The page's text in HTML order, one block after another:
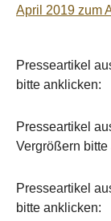
April 2019 zum
Presseartikel
bitte anklicken:
Presseartikel
Vergrößern
Presseartikel
bitte anklicken: